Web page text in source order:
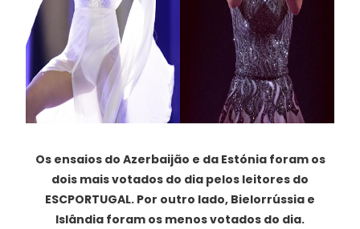
Os ensaios do Azerbaijão e da Estónia foram os
dois mais votados do dia pelos leitores do
ESCPORTUGAL. Por outro lado, Bielorrússia e
Islândia foram os menos votados do dia.